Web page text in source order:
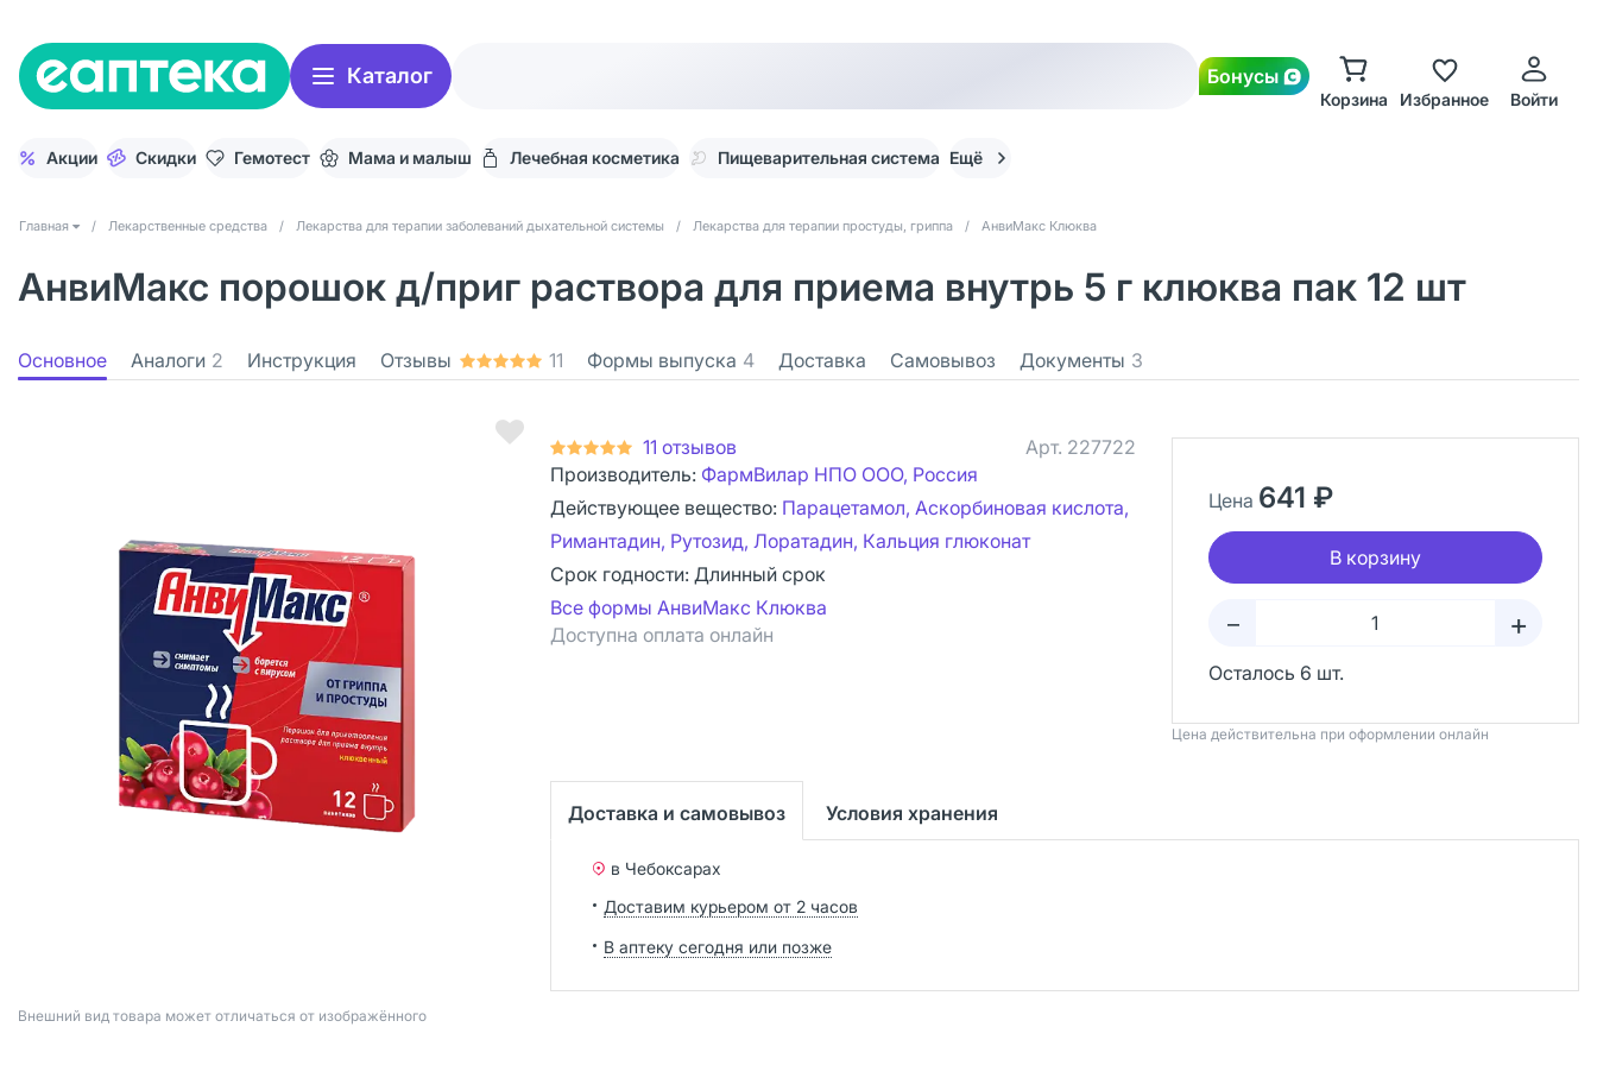
Каталог Бонусы
Корзина Избранное Войти
Акции Скидки Гемотест Мама и малыш Лечебная косметика Пищеварительная система Ещё
Главная / Лекарственные средства / Лекарства для терапии заболеваний дыхательной системы / Лекарства для терапии простуды, гриппа / АнвиМакс Клюква
АнвиМакс порошок д/приг раствора для приема внутрь 5 г клюква пак 12 шт
Основное Аналоги 2 Инструкция Отзывы 11 Формы выпуска 4 Доставка Самовывоз Документы 3
Bнешний вид товара может отличаться от изображённого
11 отзывов Арт. 227722
Производитель: ФармВилар НПО ООО, Россия
Действующее вещество: Парацетамол, Аскорбиновая кислота,
Римантадин, Рутозид, Лоратадин, Кальция глюконат
Срок годности: Длинный срок
Все формы АнвиМакс Клюква
Доступна оплата онлайн
Цена 641 ₽
В корзину
– +
Осталось 6 шт.
Цена действительна при оформлении онлайн
Доставка и самовывоз Условия хранения
в Чебоксарах
Доставим курьером от 2 часов
В аптеку сегодня или позже